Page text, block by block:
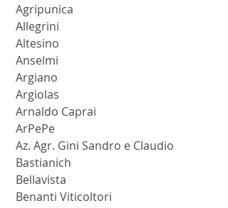
Agripunica
Allegrini
Altesino
Anselmi
Argiano
Argiolas
Arnaldo Caprai
ArPePe
Az. Agr. Gini Sandro e Claudio
Bastianich
Bellavista
Benanti Viticoltori